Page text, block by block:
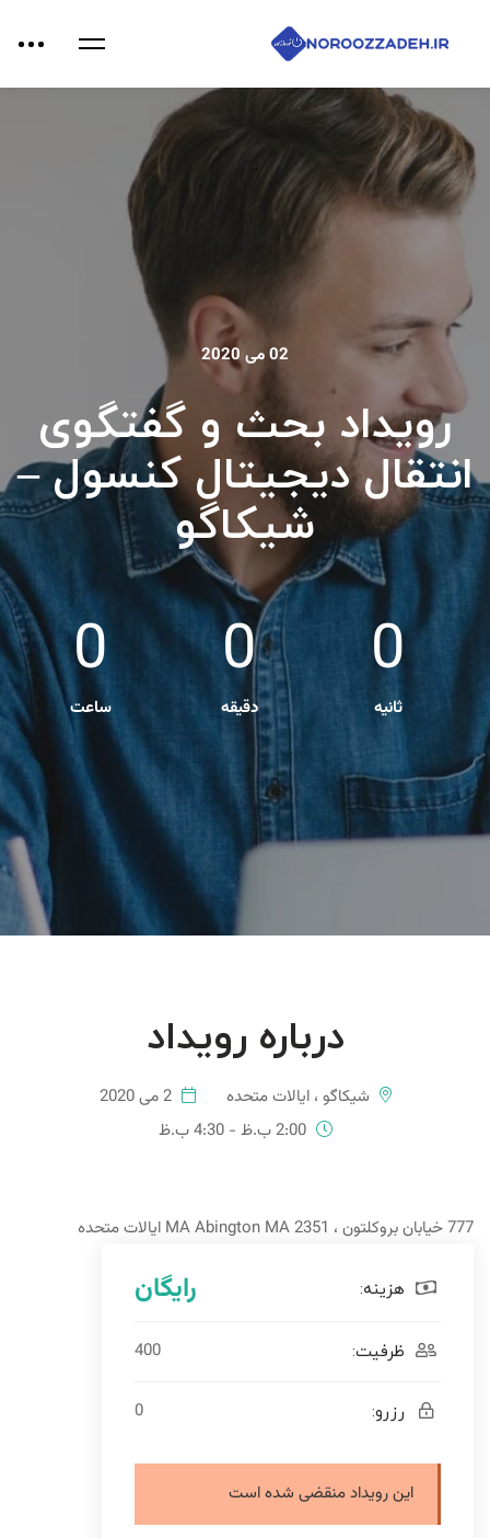
02 می 2020
رویداد بحث و گفتگوی
انتقال دیجیتال کنسول –
شیکاگو
0
ساعت
0
دقیقه
0
ثانیه
درباره رویداد
شیکاگو ، ایالات متحده
2 می 2020
2:00 ب.ظ - 4:30 ب.ظ
777 خیابان بروکلتون ، MA Abington MA 2351 ایالات متحده
هزینه: رایگان
ظرفیت: 400
رزرو: 0
این رویداد منقضی شده است